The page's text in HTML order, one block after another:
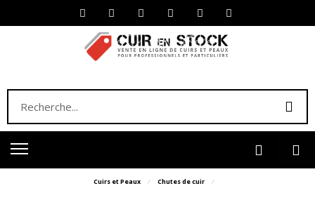
Cuirs et Peaux Chutes de cuir